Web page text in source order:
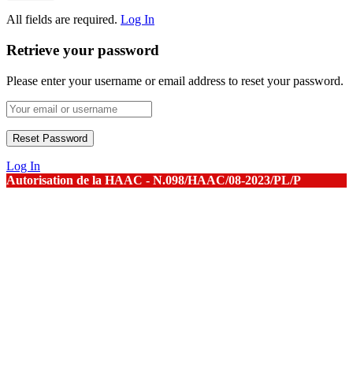
All fields are required. Log In
Retrieve your password
Please enter your username or email address to reset your password.
Log In
Autorisation de la HAAC - N.098/HAAC/08-2023/PL/P